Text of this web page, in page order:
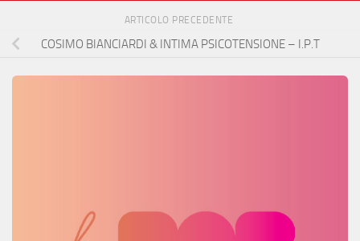
ARTICOLO PRECEDENTE
COSIMO BIANCIARDI & INTIMA PSICOTENSIONE – I.P.T